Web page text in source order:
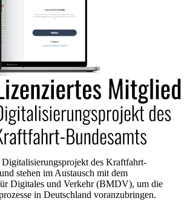
des Kraftfahrt-
stehen im Austausch mit dem
Digitales und Verkehr (BMDV), um die
in Deutschland voranzubringen.